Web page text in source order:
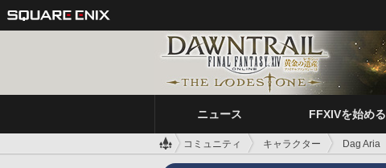
ニュース FFXIVを始める
コミュニティ キャラクター Dag Aria